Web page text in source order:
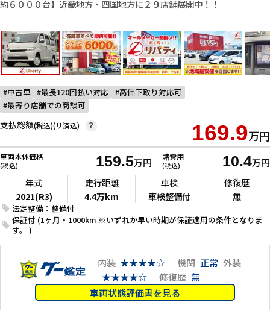
約６０００台】近畿地方・四国地方に２９店舗展開中！！
中古車 最長120回払い対応
高価下取り対応可
最寄り店舗での商談可
支払総額(税込)(リ済込) 169.9万円
?
車両本体価格
(税込) 159.5万円 諸費用
(税込) 10.4万円
法定整備：整備付
保証付 (1ヶ月・1000km ※いずれか早い時期が保証適用の条件となりま
す。 )
年式
2021(R3)
走行距離
4.4万km
車検
車検整備付
修復歴
無
内装 ★★★★☆ 機関 正常 外装
★★★★☆
修復歴 無
車両状態評価書を見る